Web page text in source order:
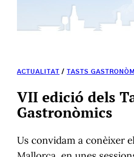
ACTUALITAT / TASTS
VII edició dels
Gastronòmics
Us convidam a conèixer